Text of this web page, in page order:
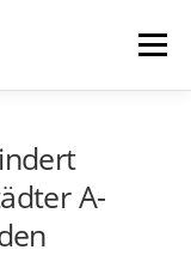
Menü
& FÖRDERER
A-